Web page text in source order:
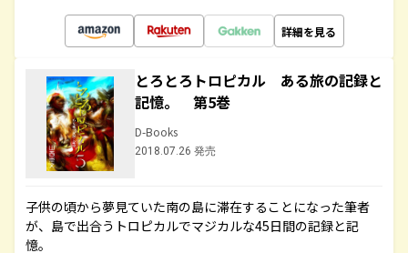
詳細を見る
とろとろトロピカル ある旅の記録と
記憶。 第5巻
D-Books
2018.07.26 発売
子供の頃から夢見ていた南の島に滞在することになった筆者
が、島で出合うトロピカルでマジカルな45日間の記録と記
憶。